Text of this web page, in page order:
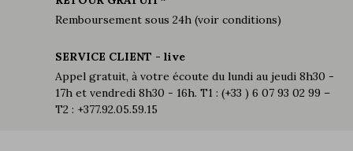
Remboursement sous 24h (voir conditions)
SERVICE CLIENT - live
Appel gratuit, à votre écoute du lundi au jeudi 8h30 -
17h et vendredi 8h30 - 16h. T1 : (+33 ) 6 07 93 02 99 –
T2 : +377.92.05.59.15